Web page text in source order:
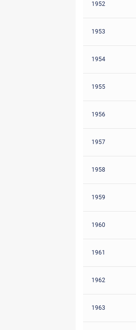
1952
1953
1954
1955
1956
1957
1958
1959
1960
1961
1962
1963